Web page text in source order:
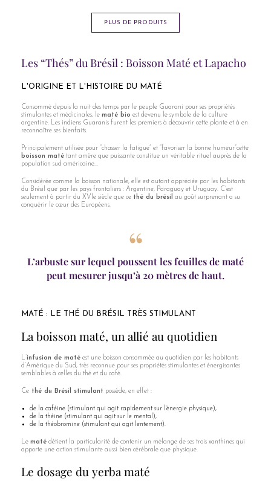
PLUS DE PRODUITS
Les “Thés” du Brésil : Boisson Maté et Lapacho
L'ORIGINE ET L'HISTOIRE DU MATÉ
Consommé depuis la nuit des temps par le peuple Guarani pour ses propriétés
stimulantes et médicinales, le maté bio est devenu le symbole de la culture
argentine. Les indiens Guaranis furent les premiers à découvrir cette plante et à en
reconnaître ses bienfaits.
Principalement utilisée pour “chasser la fatigue” et “favoriser la bonne humeur”cette
boisson maté tant amère que puissante constitue un véritable rituel auprès de la
population sud américaine...
Considérée comme la boisson nationale, elle est autant appréciée par les habitants
du Brésil que par les pays frontaliers : Argentine, Paraguay et Uruguay. C’est
seulement à partir du XVIe siècle que ce thé du brésil
au goût surprenant a su
conquérir le cœur des Européens.
L’arbuste sur lequel poussent les feuilles de maté
peut mesurer jusqu’à 20 mètres de haut.
MATÉ : LE THÉ DU BRÉSIL TRÈS STIMULANT
La boisson maté, un allié au quotidien
L’ infusion de maté est une boisson consommée au quotidien par les habitants
d’Amérique du Sud, très reconnue pour ses propriétés stimulantes et énergisantes
semblables à celles du thé et du café.
Ce thé du Brésil stimulant possède, en effet :
de la caféine (stimulant qui agit rapidement sur l'énergie physique),
de la théine (stimulant qui agit sur le mental),
de la théobromine (stimulant qui agit lentement).
Le maté détient la particularité de contenir un mélange de ses trois xanthines qui
apporte une action stimulante aussi bien cérébrale que physique.
Le dosage du yerba maté